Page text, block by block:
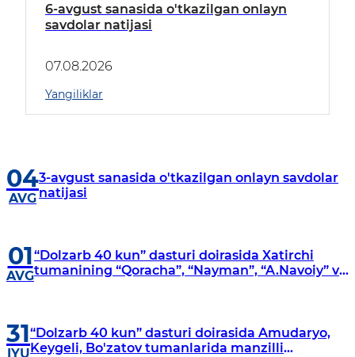
6-avgust sanasida o'tkazilgan onlayn
savdolar natijasi
07.08.2026
Yangiliklar
04
AVG
3-avgust sanasida o'tkazilgan onlayn savdolar
natijasi
01
AVG
“Dolzarb 40 kun” dasturi doirasida Xatirchi
tumanining “Qoracha”, “Nayman”, “A.Navoiy” va
31
IYU
“Dolzarb 40 kun” dasturi doirasida Amudaryo,
Keygeli, Bo'zatov tumanlarida manzilli